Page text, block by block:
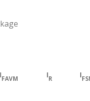
IFAVM IR I